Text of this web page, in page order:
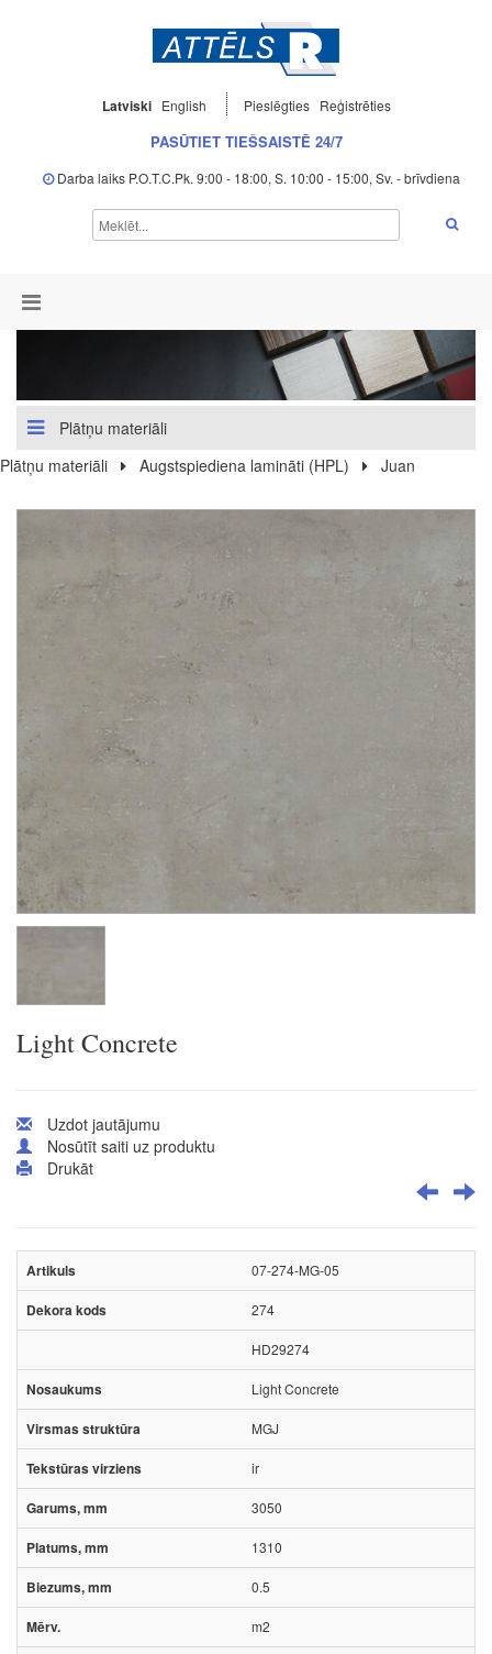
Latviski English Pieslēgties Reģistrēties
PASŪTIET TIEŠSAISTĒ 24/7
Darba laiks P.O.T.C.Pk. 9:00 - 18:00, S. 10:00 - 15:00, Sv. - brīvdiena
Plātņu materiāli
Plātņu materiāli
Augstspiediena lamināti (HPL) Juan
Light Concrete
Uzdot jautājumu
Nosūtīt saiti uz produktu
Drukāt
07-274-MG-05
274
HD29274
Light Concrete
MGJ
ir
3050
1310
0.5
m2